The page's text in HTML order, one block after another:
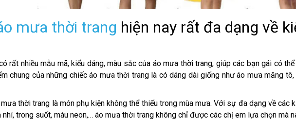
mưa thời trang hiện nay rất đa dạng về
rất nhiều mẫu mã, kiểu dáng, màu sắc của áo mưa thời trang, giúp các bạn gái có
chung của những chiếc áo mưa thời trang là có dáng dài giống như áo mưa măng
mưa thời trang là món phụ kiện không thể thiếu trong mùa mưa. Với sự đa dạng về
trong suốt, màu neon,… áo mưa thời trang không chỉ được các chị em lựa chọn mà